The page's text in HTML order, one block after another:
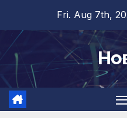
content
Fri. Aug 7th,